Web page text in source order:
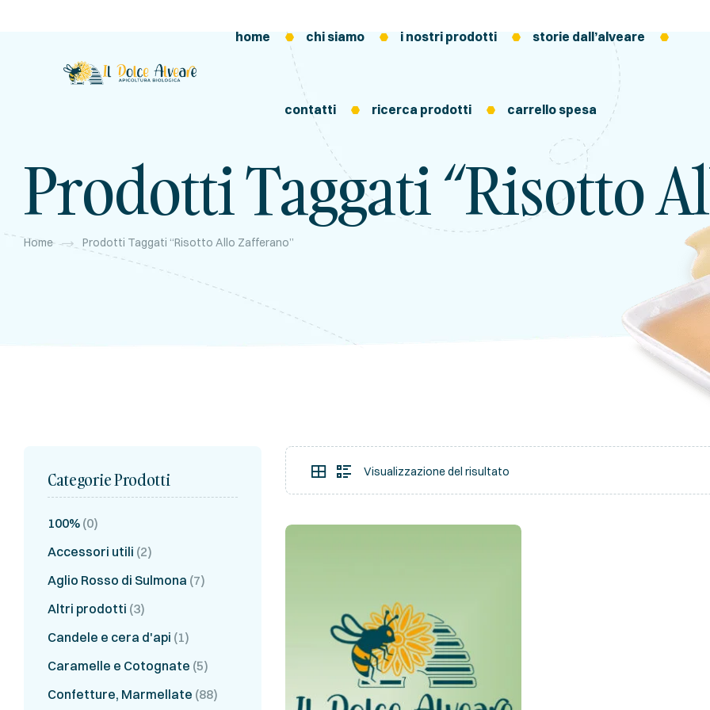
home chi siamo i nostri prodotti storie dall’alveare
contatti ricerca prodotti carrello spesa
Prodotti Taggati “risotto
Home Prodotti Taggati “risotto Allo Zafferano”
Visualizzazione del risultato
Categorie Prodotti
100% (0)
Accessori utili (2)
Aglio Rosso di Sulmona (7)
Altri prodotti (3)
Candele e cera d'api (1)
Caramelle e Cotognate (5)
Confetture, Marmellate (88)